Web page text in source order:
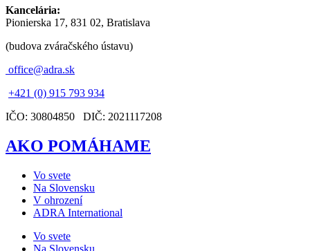
Kancelária:
Pionierska 17, 831 02, Bratislava
(budova zváračského ústavu)
office@adra.sk
+421 (0) 915 793 934
IČO: 30804850 DIČ: 2021117208
AKO POMÁHAME
Vo svete
Na Slovensku
V ohrození
ADRA International
Vo svete
Na Slovensku